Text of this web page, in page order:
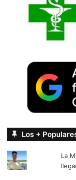
Los +
La